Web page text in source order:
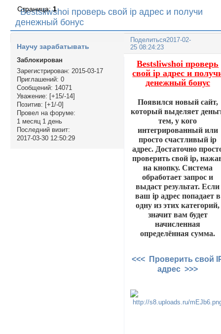
Bestsliwshoi проверь свой ip адрес и получи
денежный бонус
Страница:1
Поделиться2017-02-
25 08:24:23
Научу зарабатывать
Заблокирован
Зарегистрирован: 2015-03-17
Приглашений: 0
Сообщений: 14071
Уважение: [+15/-14]
Позитив: [+1/-0]
Провел на форуме:
1 месяц 1 день
Последний визит:
2017-03-30 12:50:29
Bestsliwshoi проверь
свой ip адрес и
денежный бонус
Появился новый сайт,
который выделяет
тем, у кого
интегрированный или
просто счастливый ip
адрес. Достаточно
проверить свой ip,
на кнопку. Система
обработает запрос и
выдаст результат. Если
ваш ip адрес попадает в
одну из этих категорий,
значит вам будет
начисленная
определённая сумма.
<<< Проверить свой
адрес >>>